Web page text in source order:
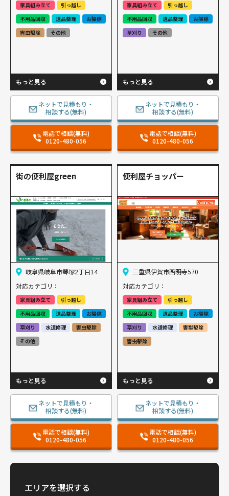
家具組み立て
引っ越し
不用品回収
遺品整理
お掃除
害虫駆除
その他
もっと見る
ネットで見積もり・
相談する(無料)
電話で相談(無料)
0120-480-056
家具組み立て
引っ越し
不用品回収
遺品整理
お掃除
草刈り
その他
もっと見る
ネットで見積もり・
相談する(無料)
電話で相談(無料)
0120-480-056
街の便利屋green
岐阜県岐阜市琴塚2丁目14
対応カテゴリ：
家具組み立て
引っ越し
不用品回収
遺品整理
お掃除
草刈り
水道修理
害虫駆除
その他
もっと見る
ネットで見積もり・
相談する(無料)
電話で相談(無料)
0120-480-056
便利屋チョッパー
三重県伊賀市西明寺570
対応カテゴリ：
家具組み立て
引っ越し
不用品回収
遺品整理
お掃除
草刈り
水道修理
害獣駆除
害虫駆除
もっと見る
ネットで見積もり・
相談する(無料)
電話で相談(無料)
0120-480-056
エリアを選択する